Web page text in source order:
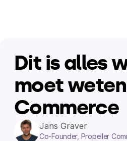
Dit is alles
moet
Commerce
Jans Graver
Co-Founder, Propeller